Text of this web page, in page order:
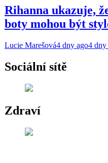
Rihanna ukazuje,
boty mohou být
Lucie Marešová4 dny ago4 dny
Sociální sítě
Zdraví